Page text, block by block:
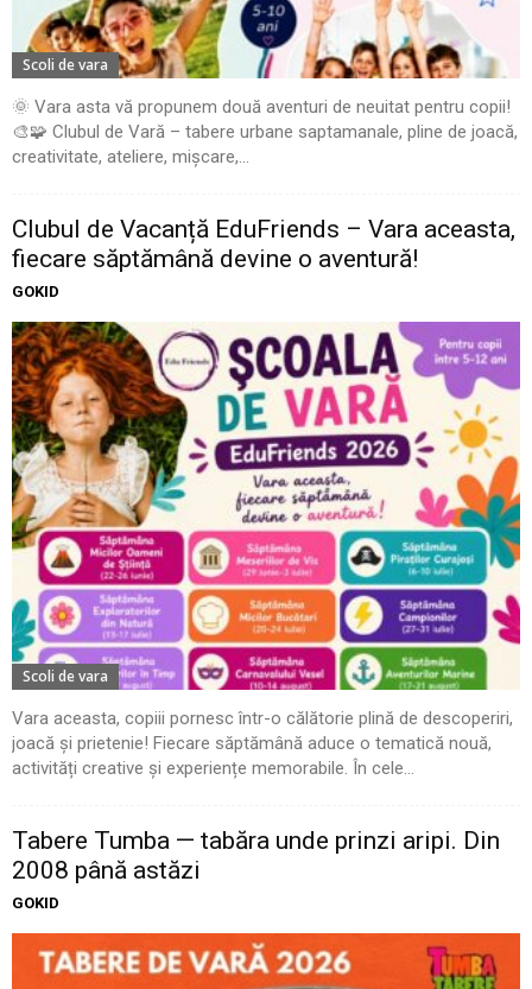
Scoli de vara
🌞 Vara asta vă propunem două aventuri de neuitat pentru copii!
🎨🧩 Clubul de Vară – tabere urbane saptamanale, pline de joacă,
creativitate, ateliere, mișcare,...
Clubul de Vacanță EduFriends – Vara aceasta,
fiecare săptămână devine o aventură!
GOKID
Scoli de vara
Vara aceasta, copiii pornesc într-o călătorie plină de descoperiri,
joacă și prietenie! Fiecare săptămână aduce o tematică nouă,
activități creative și experiențe memorabile. În cele...
Tabere Tumba — tabăra unde prinzi aripi. Din
2008 până astăzi
GOKID